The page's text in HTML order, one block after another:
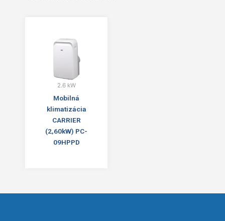
2.6 kW
Mobilná
klimatizácia
CARRIER
(2,60kW) PC-
09HPPD